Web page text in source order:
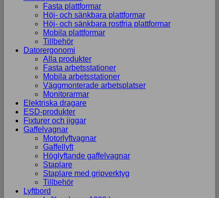
Fasta plattformar
Höj- och sänkbara plattformar
Höj- och sänkbara rostfria plattformar
Mobila plattformar
Tillbehör
Datorergonomi
Alla produkter
Fasta arbetsstationer
Mobila arbetsstationer
Väggmonterade arbetsplatser
Monitorarmar
Elektriska dragare
ESD-produkter
Fixturer och jiggar
Gaffelvagnar
Motorlyftvagnar
Gaffellyft
Höglyftande gaffelvagnar
Staplare
Staplare med gripverktyg
Tillbehör
Lyftbord